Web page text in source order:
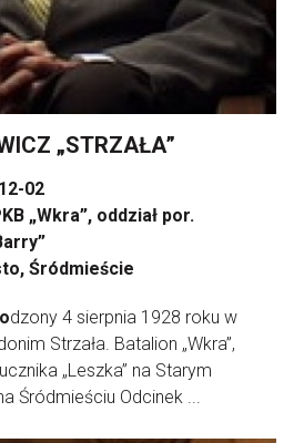
„STRZAŁA”
02
„Wkra”, oddział por.
Śródmieście
odzony 4 sierpnia 1928 roku w
Strzała. Batalion „Wkra”,
„Leszka” na Starym
Śródmieściu Odcinek ...